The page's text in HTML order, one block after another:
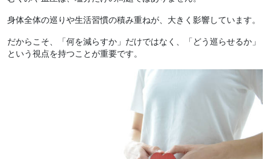
身体全体の巡りや生活習慣の積み重ねが、大きく影響しています。
だからこそ、「何を減らすか」だけではなく、「どう巡らせるか」
という視点を持つことが重要です。